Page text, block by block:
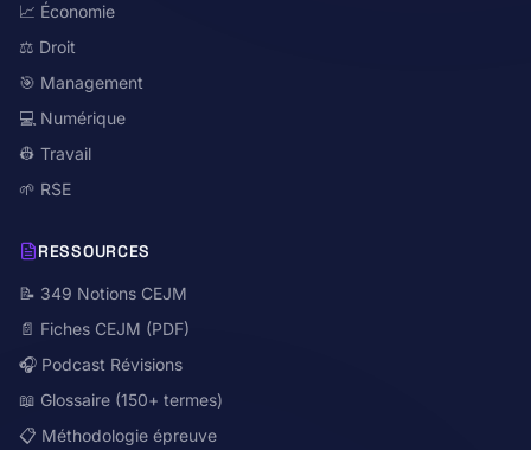
📈 Économie
⚖️ Droit
🎯 Management
💻 Numérique
👷 Travail
🌱 RSE
RESSOURCES
📝 349 Notions CEJM
📄 Fiches CEJM (PDF)
🎧 Podcast Révisions
📖 Glossaire (150+ termes)
📋 Méthodologie épreuve